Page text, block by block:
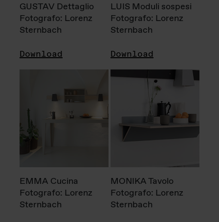
GUSTAV Dettaglio
Fotografo: Lorenz
Sternbach
Download
LUIS Moduli sospesi
Fotografo: Lorenz
Sternbach
Download
EMMA Cucina
Fotografo: Lorenz
Sternbach
MONIKA Tavolo
Fotografo: Lorenz
Sternbach